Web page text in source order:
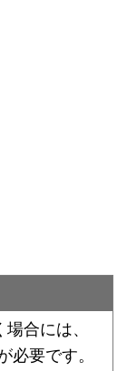
合には、
必要です。